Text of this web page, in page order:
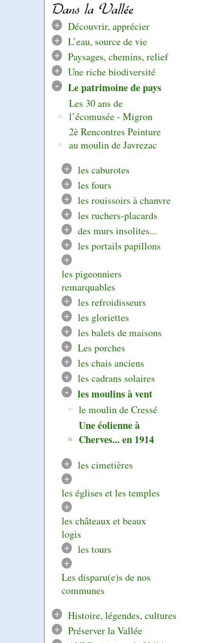
Dans la Vallée
+
Découvrir, apprécier
+
L’eau, source de vie
+
Paysages, chemins, relief
+
Une riche biodiversité
- Le patrimoine de pays
Les 30 ans de
l’écomusée - Migron
2è Rencontres Peinture
au moulin de Javrezac
+
les caburotes
+
les fours
+
les rouissoirs à chanvre
+
les ruchers-placards
+
des murs insolites...
+
les portails papillons
+
les pigeonniers
remarquables
+
les refroidisseurs
+
les gloriettes
+
les balets de maisons
+
Les porches
+
les chais anciens
+
les cadrans solaires
- les moulins à vent
le moulin de Cressé
Une éolienne à
Cherves... en 1914
+
les cimetières
+
les églises et les temples
+
les châteaux et beaux
logis
+
les tours
+
Les disparu(e)s de nos
communes
+
Histoire, légendes, cultures
+
Préserver la Vallée